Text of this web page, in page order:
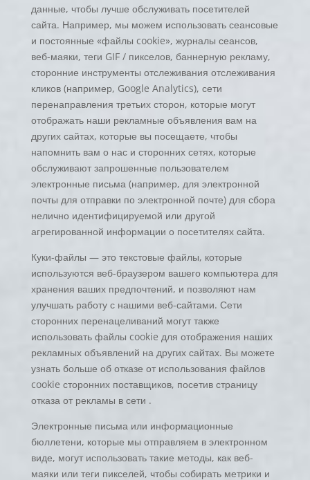
данные, чтобы лучше обслуживать посетителей
сайта. Например, мы можем использовать сеансовые
и постоянные «файлы cookie», журналы сеансов,
веб-маяки, теги GIF / пикселов, баннерную рекламу,
сторонние инструменты отслеживания отслеживания
кликов (например, Google Analytics), сети
перенаправления третьих сторон, которые могут
отображать наши рекламные объявления вам на
других сайтах, которые вы посещаете, чтобы
напомнить вам о нас и сторонних сетях, которые
обслуживают запрошенные пользователем
электронные письма (например, для электронной
почты для отправки по электронной почте) для сбора
нелично идентифицируемой или другой
агрегированной информации о посетителях сайта.
Куки-файлы — это текстовые файлы, которые
используются веб-браузером вашего компьютера для
хранения ваших предпочтений, и позволяют нам
улучшать работу с нашими веб-сайтами. Сети
сторонних перенацеливаний могут также
использовать файлы cookie для отображения наших
рекламных объявлений на других сайтах. Вы можете
узнать больше об отказе от использования файлов
cookie сторонних поставщиков, посетив страницу
отказа от рекламы в сети .
Электронные письма или информационные
бюллетени, которые мы отправляем в электронном
виде, могут использовать такие методы, как веб-
маяки или теги пикселей, чтобы собирать метрики и